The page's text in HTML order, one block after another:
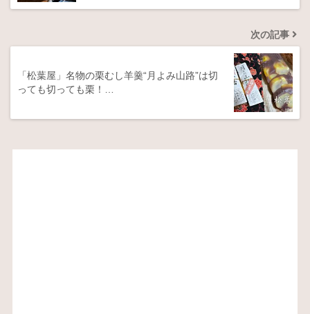
次の記事
「松葉屋」名物の栗むし羊羹“月よみ山路”は切
っても切っても栗！…